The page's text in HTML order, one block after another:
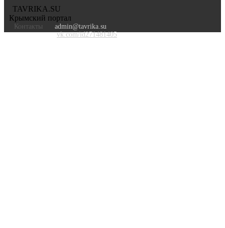
TAVRIKA.SU
Крымский портал
Контакты
admin@tavrika.su
vk.com/id271481405